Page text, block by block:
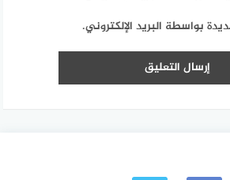
بواسطة البريد الإلكتروني.